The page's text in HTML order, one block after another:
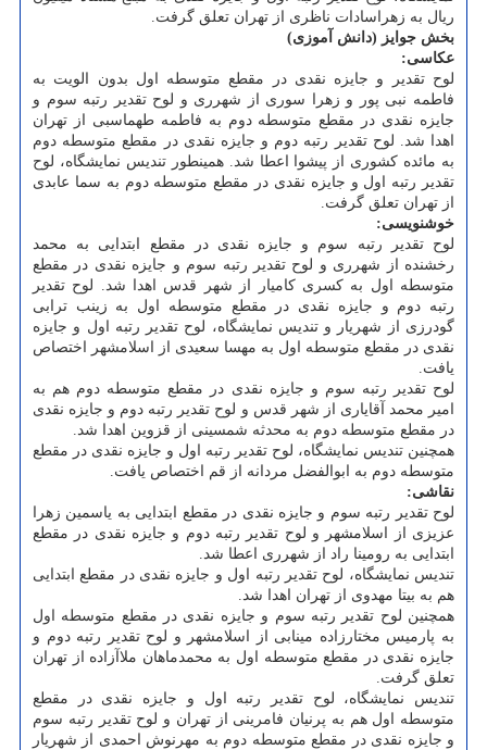
ریال به زهراسادات ناظری از تهران تعلق گرفت.
بخش جوایز (دانش آموزی)
عکاسی:
لوح تقدیر و جایزه نقدی در مقطع متوسطه اول بدون الویت به
فاطمه نبی پور و زهرا سوری از شهرری و لوح تقدیر رتبه سوم و
جایزه نقدی در مقطع متوسطه دوم به فاطمه طهماسبی از تهران
اهدا شد. لوح تقدیر رتبه دوم و جایزه نقدی در مقطع متوسطه دوم
به مائده کشوری از پیشوا اعطا شد. همینطور تندیس نمایشگاه، لوح
تقدیر رتبه اول و جایزه نقدی در مقطع متوسطه دوم به سما عابدی
از تهران تعلق گرفت.
خوشنویسی:
لوح تقدیر رتبه سوم و جایزه نقدی در مقطع ابتدایی به محمد
رخشنده از شهرری و لوح تقدیر رتبه سوم و جایزه نقدی در مقطع
متوسطه اول به کسری کامیار از شهر قدس اهدا شد. لوح تقدیر
رتبه دوم و جایزه نقدی در مقطع متوسطه اول به زینب ترابی
گودرزی از شهریار و تندیس نمایشگاه، لوح تقدیر رتبه اول و جایزه
نقدی در مقطع متوسطه اول به مهسا سعیدی از اسلامشهر اختصاص
یافت.
لوح تقدیر رتبه سوم و جایزه نقدی در مقطع متوسطه دوم هم به
امیر محمد آقایاری از شهر قدس و لوح تقدیر رتبه دوم و جایزه نقدی
در مقطع متوسطه دوم به محدثه شمسینی از قزوین اهدا شد.
همچنین تندیس نمایشگاه، لوح تقدیر رتبه اول و جایزه نقدی در مقطع
متوسطه دوم به ابوالفضل مردانه از قم اختصاص یافت.
نقاشی:
لوح تقدیر رتبه سوم و جایزه نقدی در مقطع ابتدایی به یاسمین زهرا
عزیزی از اسلامشهر و لوح تقدیر رتبه دوم و جایزه نقدی در مقطع
ابتدایی به رومینا راد از شهرری اعطا شد.
تندیس نمایشگاه، لوح تقدیر رتبه اول و جایزه نقدی در مقطع ابتدایی
هم به بیتا مهدوی از تهران اهدا شد.
همچنین لوح تقدیر رتبه سوم و جایزه نقدی در مقطع متوسطه اول
به پارمیس مختارزاده مینابی از اسلامشهر و لوح تقدیر رتبه دوم و
جایزه نقدی در مقطع متوسطه اول به محمدماهان ملاآزاده از تهران
تعلق گرفت.
تندیس نمایشگاه، لوح تقدیر رتبه اول و جایزه نقدی در مقطع
متوسطه اول هم به پرنیان فامرینی از تهران و لوح تقدیر رتبه سوم
و جایزه نقدی در مقطع متوسطه دوم به مهرنوش احمدی از شهریار